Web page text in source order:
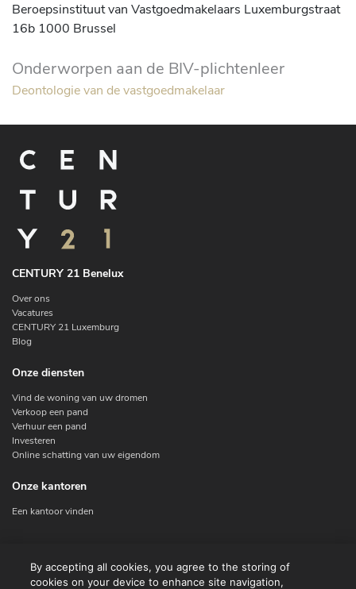
Beroepsinstituut van Vastgoedmakelaars Luxemburgstraat
16b 1000 Brussel
Onderworpen aan de BIV-plichtenleer
Deontologie van de vastgoedmakelaar
CENTURY 21 Benelux
Over ons
Vacatures
CENTURY 21 Luxemburg
Blog
Onze diensten
Vind de woning van uw dromen
Verkoop een pand
Verhuur een pand
Investeren
Online schatting van uw eigendom
Onze kantoren
Een kantoor vinden
Contact
By accepting all cookies, you agree to the storing of
cookies on your device to enhance site navigation,